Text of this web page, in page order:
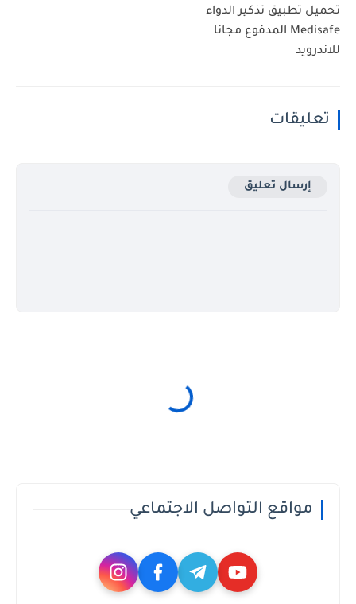
تحميل تطبيق تذكير الدواء
Medisafe المدفوع مجانا
للاندرويد
تعليقات
إرسال تعليق
مواقع التواصل الاجتماعي